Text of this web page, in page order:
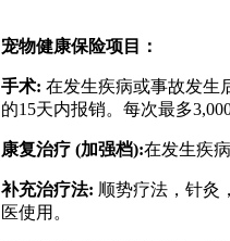
宠物健康保险项目：
手术: 在发生疾病或事故发生
的15天内报销。每次最多
康复治疗 (加强档):在发生疾
补充治疗法: 顺势疗法，针灸
医使用。